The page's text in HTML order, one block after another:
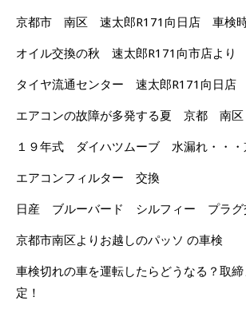
京都市 南区 速太郎R171向日店 車検時
オイル交換の秋 速太郎R171向市店より
タイヤ流通センター 速太郎R171向日店
エアコンの故障が多発する夏 京都 南区
１９年式 ダイハツムーブ 水漏れ・・・
エアコンフィルター 交換
日産 ブルーバード シルフィー プラグ
京都市南区よりお越しのパッソ の車検
車検切れの車を運転したらどうなる？取
定！